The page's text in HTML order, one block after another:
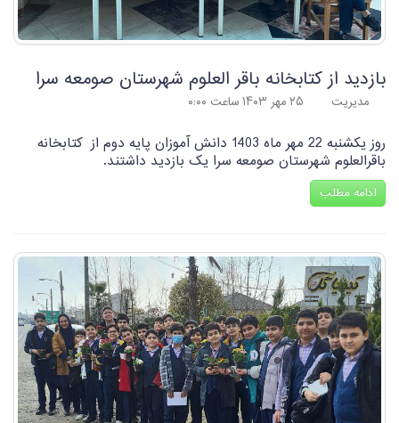
بازدید از کتابخانه باقر العلوم شهرستان صومعه سرا
مدیریت ۲۵ مهر ۱۴۰۳ ساعت ۰:۰۰
روز یکشنبه 22 مهر ماه 1403 دانش آموزان پایه دوم از کتابخانه
باقرالعلوم شهرستان صومعه سرا یک بازدید داشتند.
ادامه مطلب